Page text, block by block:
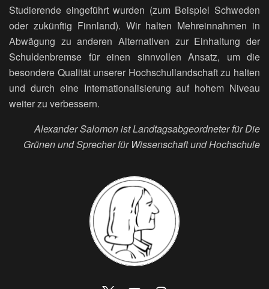
Studierende eingeführt wurden (zum Beispiel Schweden
oder zukünftig Finnland). Wir halten Mehreinnahmen in
Abwägung zu anderen Alternativen zur Einhaltung der
Schuldenbremse für einen sinnvollen Ansatz, um die
besondere Qualität unserer Hochschullandschaft zu halten
und durch eine Internationalisierung auf hohem Niveau
weiter zu verbessern.
Alexander Salomon ist Landtagsabgeordneter für Die
Grünen und Sprecher für Wissenschaft und Hochschule